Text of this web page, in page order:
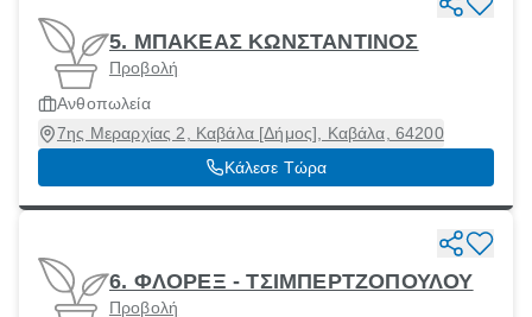
5. ΜΠΑΚΕΑΣ ΚΩΝΣΤΑΝΤΙΝΟΣ
Προβολή
Ανθοπωλεία
7ης Μεραρχίας 2, Καβάλα [Δήμος], Καβάλα, 64200
Κάλεσε Τώρα
6. ΦΛΟΡΕΞ - ΤΣΙΜΠΕΡΤΖΟΠΟΥΛΟΥ
Προβολή